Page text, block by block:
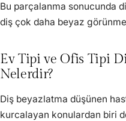
Bu parçalanma sonucunda
diş çok daha beyaz
Ev Tipi ve Ofis Tipi
Nelerdir?
Diş beyazlatma düşünen
kurcalayan konulardan biri